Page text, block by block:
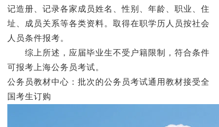
记造册、记录各家成员姓名、性别、年龄、职业、住
址、成员关系等各类资料。取得在职学历人员按社会
人员条件报考。
综上所述，应届毕业生不受户籍限制，符合条件
可报考上海公务员考试。
公务员教材中心：批次的公务员考试通用教材接受全
国考生订购